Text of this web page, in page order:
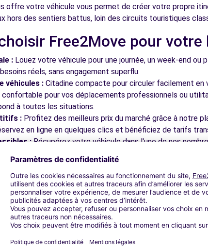
- PORNIC (P)
14.5 km
offre votre véhicule vous permet de créer votre propre
hors des sentiers battus, loin des circuits touristiques
Free2Move pour votre
: Louez votre véhicule pour une journée, un week-end ou
réels, sans engagement superflu.
véhicules : Citadine compacte pour circuler facilement en
confortable pour vos déplacements professionnels ou
à toutes les situations.
: Profitez des meilleurs prix du marché grâce à notre
en ligne en quelques clics et bénéficiez de tarifs
: Récupérez votre véhicule dans l'une de nos
gare ou près des aéroports pour faciliter le démarrage de
:Notre plateforme intuitive vous permet de
client disponible pour répondre à toutes vos
à découvrir à